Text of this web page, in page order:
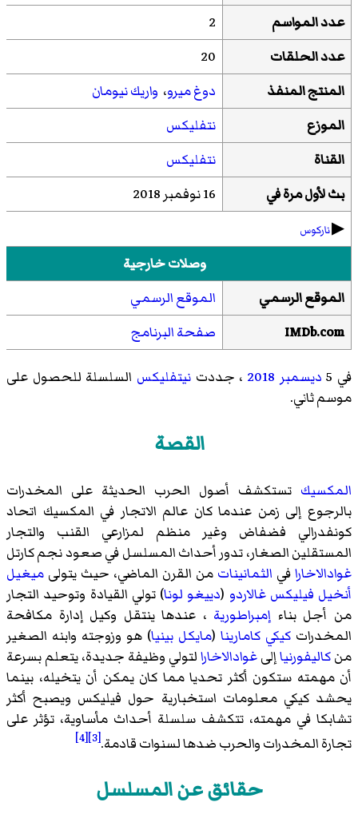
عدد المواسم
2
عدد الحلقات
20
المنتج المنفذ
دوغ ميرو، واريك نيومان
الموزع
نتفليكس
القناة
نتفليكس
بث لأول مرة في
16 نوفمبر 2018
▶︎ناركوس
وصلات خارجية
الموقع الرسمي
الموقع الرسمي
IMDb.com
صفحة البرنامج
في 5 ديسمبر 2018 ، جددت نيتفليكس السلسلة للحصول على
موسم ثاني.
القصة
المكسيك تستكشف أصول الحرب الحديثة على المخدرات
بالرجوع إلى زمن عندما كان عالم الاتجار في المكسيك اتحاد
كونفدرالي فضفاض وغير منظم لمزارعي القنب والتجار
المستقلين الصغار، تدور أحداث المسلسل في صعود نجم كارتل
غوادالاخارافي الثمانينات من القرن الماضي، حيث يتولى ميغيل
أنخيل فيليكس غالاردو (دييغو لونا) تولي القيادة وتوحيد التجار
من أجل بناء إمبراطورية ، عندها ينتقل وكيل إدارة مكافحة
المخدرات كيكي كامارينا (مايكل بينيا) هو وزوجته وابنه الصغير
منكاليفورنياإلىغوادالاخارالتولي وظيفة جديدة، يتعلم بسرعة
أن مهمته ستكون أكثر تحديا مما كان يمكن أن يتخيله، بينما
يحشد كيكي معلومات استخبارية حول فيليكس ويصبح أكثر
تشابكا في مهمته، تتكشف سلسلة أحداث مأساوية، تؤثر على
تجارة المخدرات والحرب ضدها لسنوات قادمة.[3]
[4]
حقائق عن المسلسل